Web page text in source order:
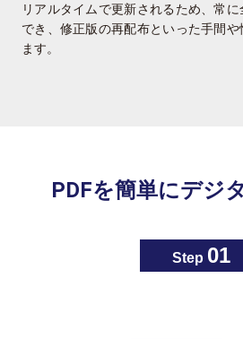
リアルタイムで更新されるため、常
でき、修正版の再配布といった手間
ます。
PDFを簡単にデジ
Step 01